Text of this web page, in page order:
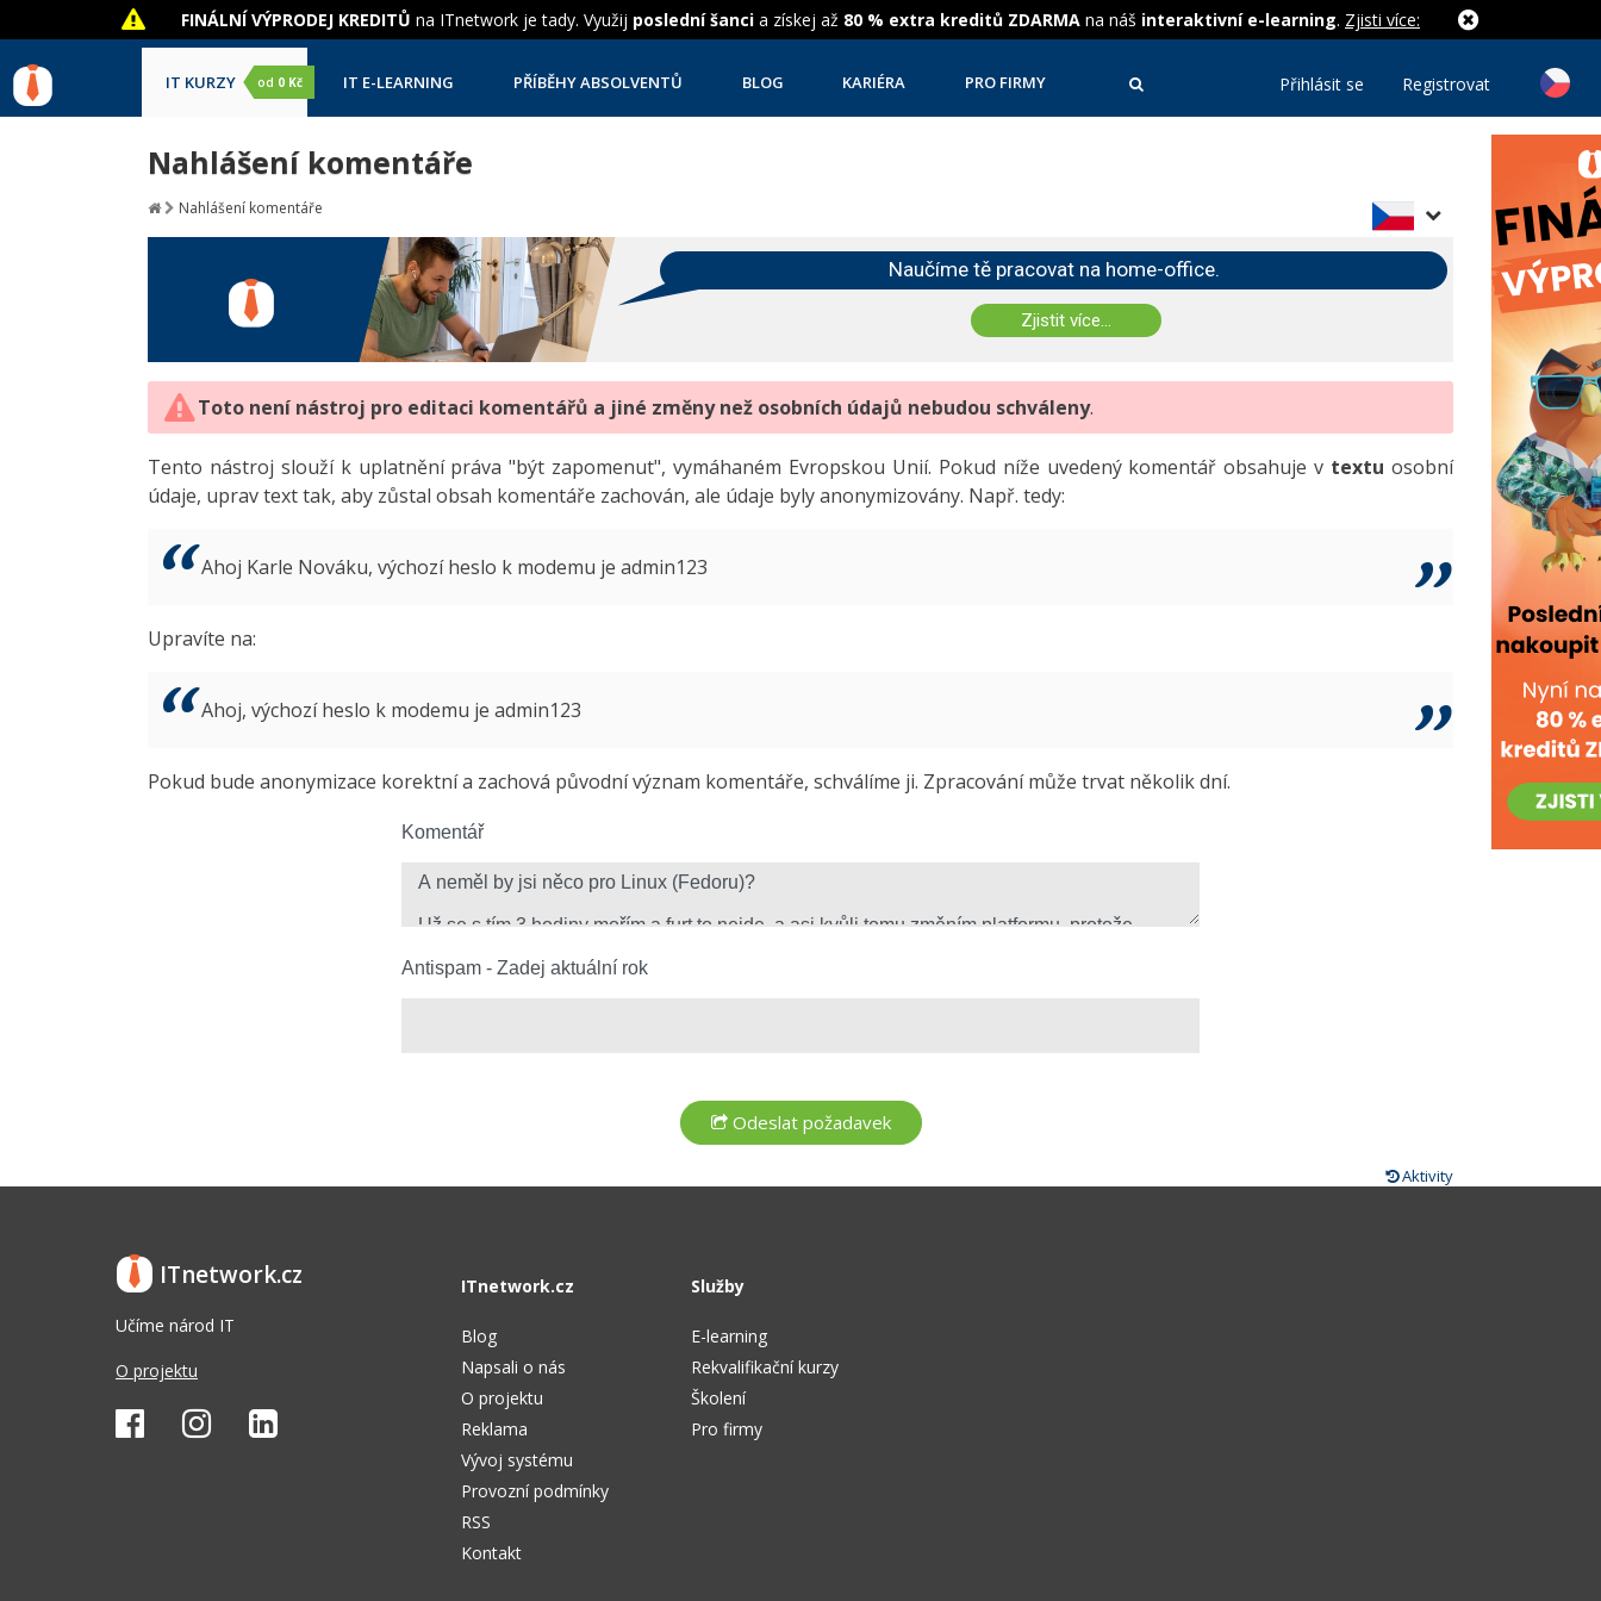
FINÁLNÍ VÝPRODEJ KREDITŮ na ITnetwork je tady. Využij poslední šanci a získej až 80 % extra kreditů ZDARMA na náš interaktivní e-learning. Zjisti více:
IT KURZY od 0 Kč IT E-LEARNING PŘÍBĚHY ABSOLVENTŮ BLOG KARIÉRA PRO FIRMY Přihlásit se Registrovat
Nahlášení komentáře
Nahlášení komentáře
Naučíme tě pracovat na home-office.
Zjistit více...
Toto není nástroj pro editaci komentářů a jiné změny než osobních údajů nebudou schváleny.
Tento nástroj slouží k uplatnění práva "být zapomenut", vymáhaném Evropskou Unií. Pokud níže uvedený komentář obsahuje v textu osobní
údaje, uprav text tak, aby zůstal obsah komentáře zachován, ale údaje byly anonymizovány. Např. tedy:
Ahoj Karle Nováku, výchozí heslo k modemu je admin123
Upravíte na:
Ahoj, výchozí heslo k modemu je admin123
Pokud bude anonymizace korektní a zachová původní význam komentáře, schválíme ji. Zpracování může trvat několik dní.
Komentář
Antispam - Zadej aktuální rok
Aktivity
ITnetwork.cz
Učíme národ IT
O projektu
ITnetwork.cz
Blog
Napsali o nás
O projektu
Reklama
Vývoj systému
Provozní podmínky
RSS
Kontakt
Služby
E-learning
Rekvalifikační kurzy
Školení
Pro firmy